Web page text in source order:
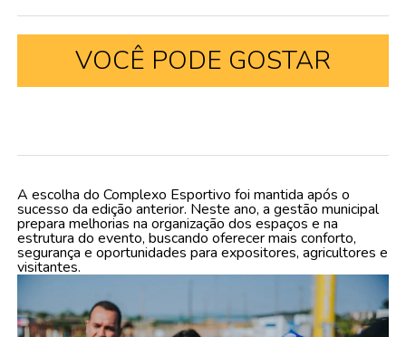
VOCÊ PODE GOSTAR
A escolha do Complexo Esportivo foi mantida após o
sucesso da edição anterior. Neste ano, a gestão municipal
prepara melhorias na organização dos espaços e na
estrutura do evento, buscando oferecer mais conforto,
segurança e oportunidades para expositores, agricultores e
visitantes.